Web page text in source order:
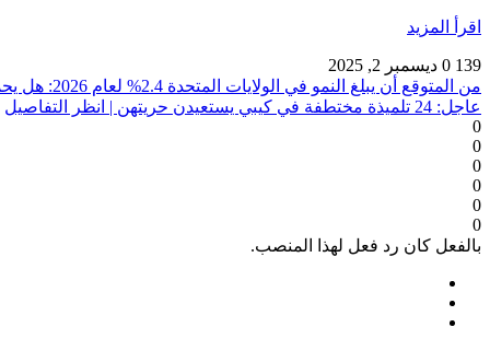
اقرأ المزيد
139
0 ديسمبر 2, 2025
من المتوقع أن يبلغ النمو في الولايات المتحدة 2.4% لعام 2026: هل يحمي هذا بيتكوين من شتاء العملات المشفرة القاسي؟
عاجل: 24 تلميذة مختطفة في كيبي يستعيدن حريتهن | انظر التفاصيل
0
0
0
0
0
0
بالفعل كان رد فعل لهذا المنصب.